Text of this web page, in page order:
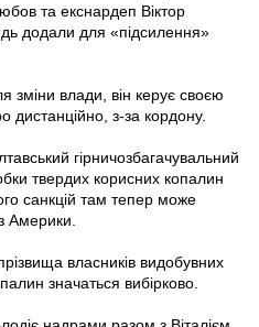
та екснардеп Віктор
додали для «підсилення»
зміни влади, він керує своєю
дистанційно, з-за кордону.
гірничозбагачувальний
твердих корисних копалин
санкцій там тепер може
Америки.
власників видобувних
значаться вибірково.